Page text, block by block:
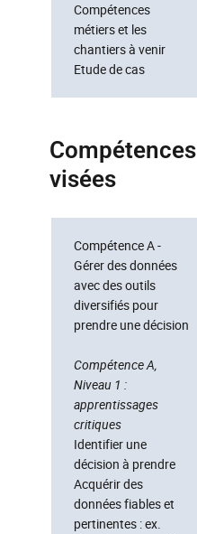
Compétences
métiers et les
chantiers à venir
Etude de cas
Compétences
visées
Compétence A -
Gérer des données
avec des outils
diversifiés pour
prendre une décision
Compétence A,
Niveau 1 :
apprentissages
critiques
Identifier une
décision à prendre
Acquérir des
données fiables et
pertinentes : ex.